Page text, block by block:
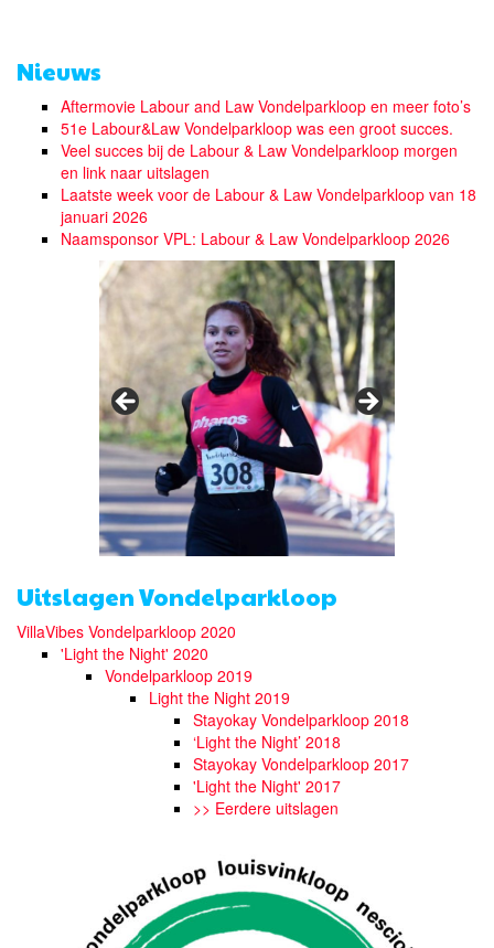
Nieuws
Aftermovie Labour and Law Vondelparkloop en meer foto’s
51e Labour&Law Vondelparkloop was een groot succes.
Veel succes bij de Labour & Law Vondelparkloop morgen
en link naar uitslagen
Laatste week voor de Labour & Law Vondelparkloop van 18
januari 2026
Naamsponsor VPL: Labour & Law Vondelparkloop 2026
Uitslagen Vondelparkloop
VillaVibes Vondelparkloop 2020
'Light the Night' 2020
Vondelparkloop 2019
Light the Night 2019
Stayokay Vondelparkloop 2018
‘Light the Night’ 2018
Stayokay Vondelparkloop 2017
'Light the Night' 2017
>> Eerdere uitslagen